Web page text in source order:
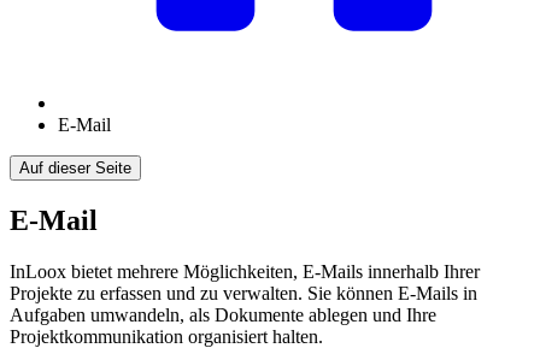
E-Mail
Auf dieser Seite
E-Mail
InLoox bietet mehrere Möglichkeiten, E-Mails innerhalb Ihrer
Projekte zu erfassen und zu verwalten. Sie können E-Mails in
Aufgaben umwandeln, als Dokumente ablegen und Ihre
Projektkommunikation organisiert halten.